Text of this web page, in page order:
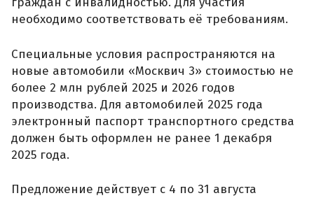
необходимо соответствовать её требованиям.
Специальные условия распространяются на
новые автомобили «Москвич 3» стоимостью не
более 2 млн рублей 2025 и 2026 годов
производства. Для автомобилей 2025 года
электронный паспорт транспортного средства
должен быть оформлен не ранее 1 декабря
2025 года.
Предложение действует с 4 по 31 августа